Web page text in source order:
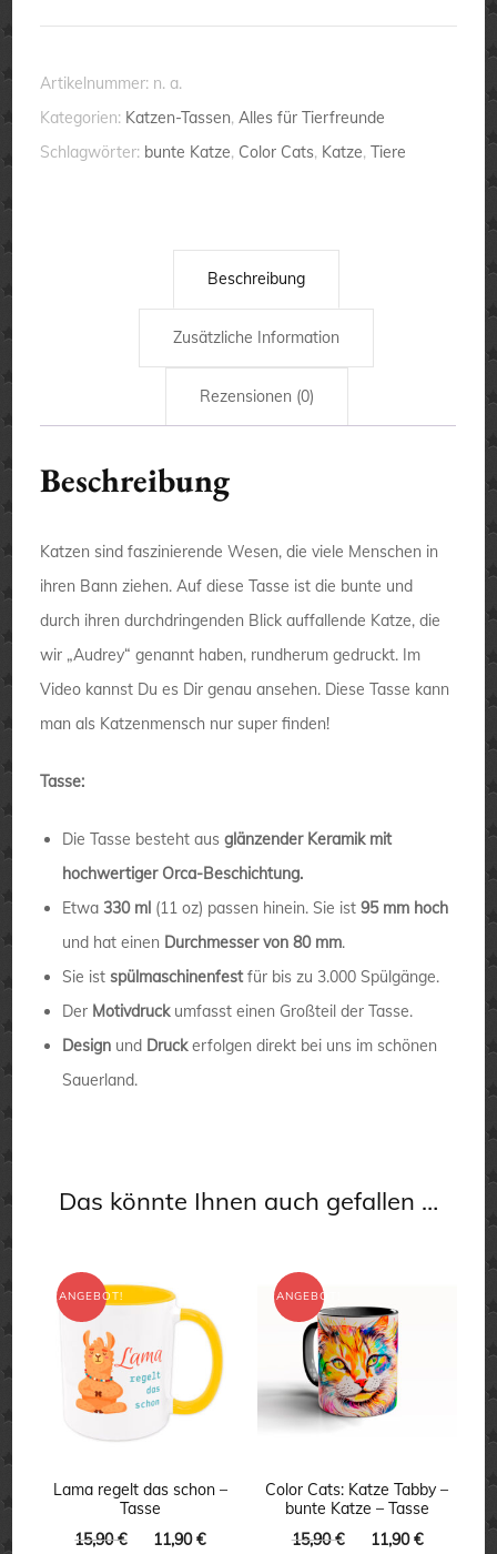
-
bunte
Katze
Artikelnummer: n. a.
Kategorien: Katzen-Tassen,Alles für Tierfreunde
Schlagwörter: bunte Katze, Color Cats, Katze,Tiere
Beschreibung
Zusätzliche Information
Rezensionen (0)
Beschreibung
Katzen sind faszinierende Wesen, die viele Menschen in
ihren Bann ziehen. Auf diese Tasse ist die bunte und
durch ihren durchdringenden Blick auffallende Katze, die
wir „Audrey“ genannt haben, rundherum gedruckt. Im
Video kannst Du es Dir genau ansehen. Diese Tasse kann
man als Katzenmensch nur super finden!
Tasse:
Die Tasse besteht ausglänzender Keramik mit
hochwertiger Orca-Beschichtung.
Etwa 330 ml (11 oz) passen hinein. Sie ist95 mm hoch
und hat einen Durchmesser von 80 mm.
Sie istspülmaschinenfestfür bis zu 3.000 Spülgänge.
Der Motivdruckumfasst einen Großteil der Tasse.
Design und Druckerfolgen direkt bei uns im schönen
Sauerland.
Das könnte Ihnen auch gefallen …
ANGEBOT!
Lama regelt das schon –
Tasse
15,90€
Ursprünglicher
11,90€
ANGEBOT!
Color Cats: Katze Tabby –
bunte Katze – Tasse
15,90€
Ursprünglicher
11,90€